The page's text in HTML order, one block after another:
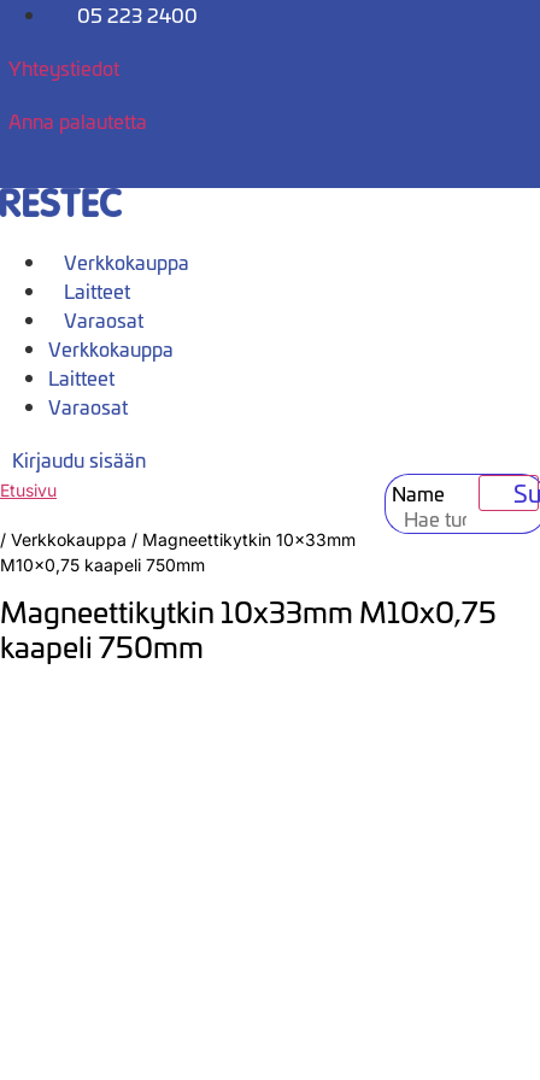
Mene
05 223 2400
Yhteystiedot
Anna palautetta
Verkkokauppa
Laitteet
Varaosat
Verkkokauppa
Laitteet
Varaosat
Kirjaudu sisään
Name
Etusivu
/ Verkkokauppa / Magneettikytkin 10x33mm
M10x0,75 kaapeli 750mm
Magneettikytkin 10x33mm M10x0,75
kaapeli 750mm